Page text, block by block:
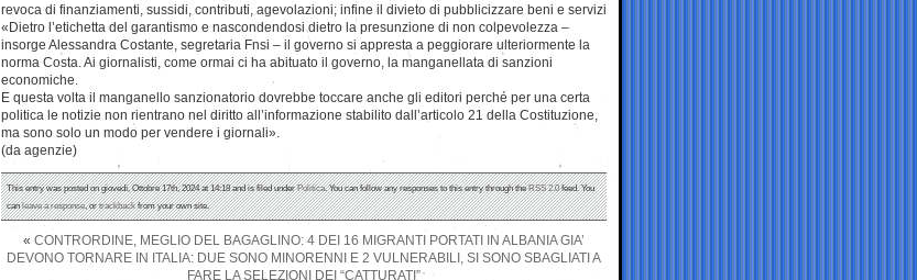
revoca di finanziamenti, sussidi, contributi, agevolazioni; infine il divieto di pubblicizzare beni e servizi
«Dietro l’etichetta del garantismo e nascondendosi dietro la presunzione di non colpevolezza –
insorge Alessandra Costante, segretaria Fnsi – il governo si appresta a peggiorare ulteriormente la
norma Costa. Ai giornalisti, come ormai ci ha abituato il governo, la manganellata di sanzioni
economiche.
E questa volta il manganello sanzionatorio dovrebbe toccare anche gli editori perché per una certa
politica le notizie non rientrano nel diritto all’informazione stabilito dall’articolo 21 della Costituzione,
ma sono solo un modo per vendere i giornali».
(da agenzie)
This entry was posted on giovedì, Ottobre 17th, 2024 at 14:18 and is filed underPolitica. You can follow any responses to this entry through theRSS 2.0feed. You
canleave a response, ortrackbackfrom your own site.
« CONTRORDINE, MEGLIO DEL BAGAGLINO: 4 DEI 16 MIGRANTI PORTATI IN ALBANIA GIA’
DEVONO TORNARE IN ITALIA: DUE SONO MINORENNI E 2 VULNERABILI, SI SONO SBAGLIATI A
FARE LA SELEZIONI DEI “CATTURATI”